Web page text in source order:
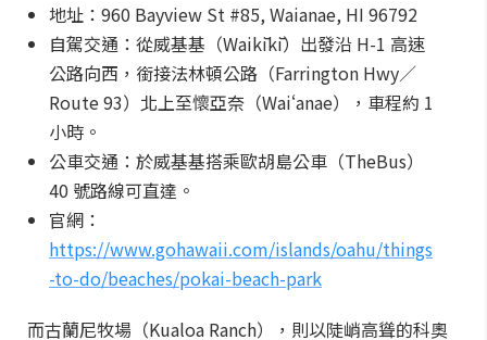
地址：960 Bayview St #85, Waianae, HI 96792
自駕交通：從威基基（Waikīkī）出發沿 H-1 高速
公路向西，銜接法林頓公路（Farrington Hwy／
Route 93）北上至懷亞奈（Waiʻanae），車程約 1
小時。
公車交通：於威基基搭乘歐胡島公車（TheBus）
40 號路線可直達。
官網：
https://www.gohawaii.com/islands/oahu/things
-to-do/beaches/pokai-beach-park
而古蘭尼牧場（Kualoa Ranch），則以陡峭高聳的科奧